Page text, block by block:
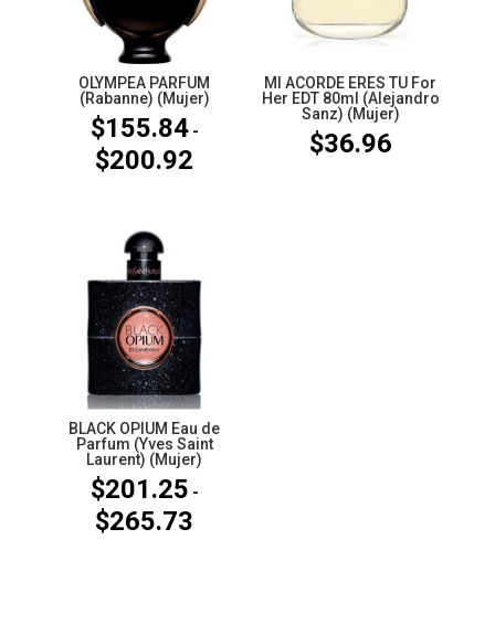
OLYMPEA PARFUM
(Rabanne) (Mujer)
$155.84 -
$200.92
hasta
$200.92
MI ACORDE ERES TU For
Her EDT 80ml (Alejandro
Sanz) (Mujer)
$36.96
BLACK OPIUM Eau de
Parfum (Yves Saint
Laurent) (Mujer)
$201.25 -
$265.73